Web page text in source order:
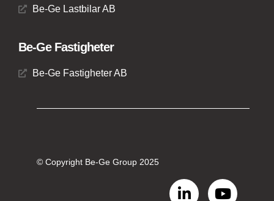
Be-Ge Lastbilar AB
Be-Ge Fastigheter
Be-Ge Fastigheter AB
© Copyright Be-Ge Group 2025